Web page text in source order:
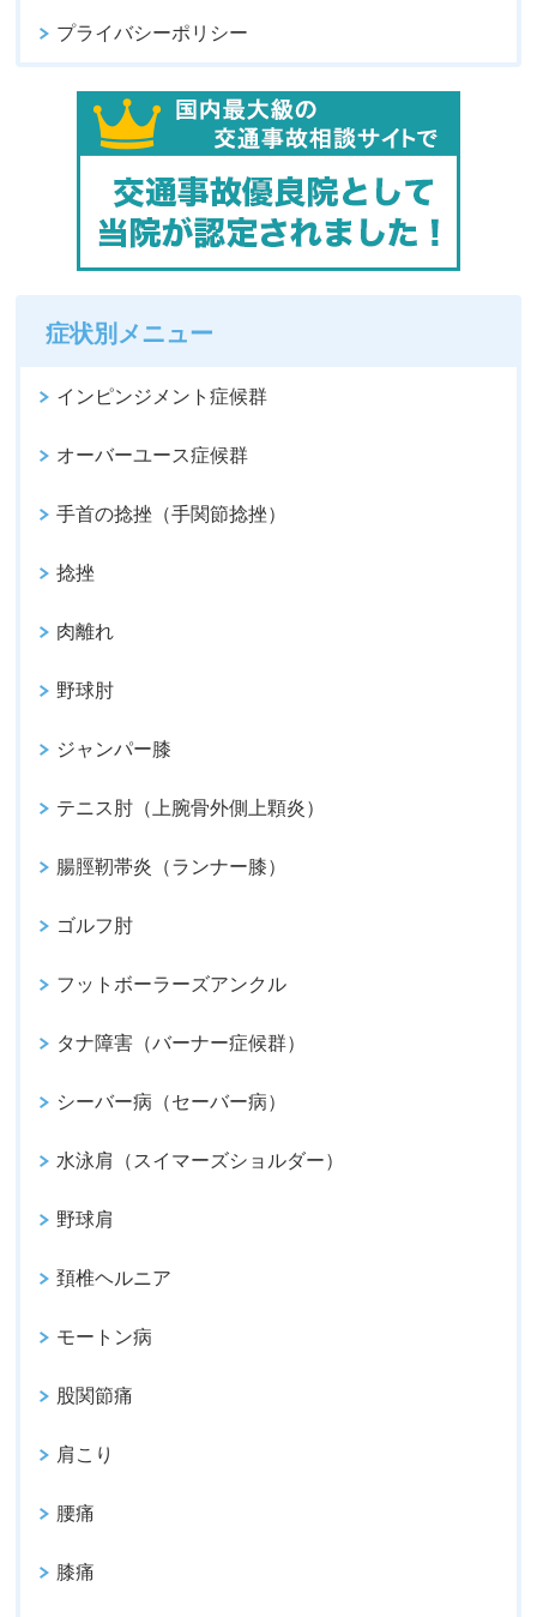
プライバシーポリシー
症状別メニュー
インピンジメント症候群
オーバーユース症候群
手首の捻挫（手関節捻挫）
捻挫
肉離れ
野球肘
ジャンパー膝
テニス肘（上腕骨外側上顆炎）
腸脛靭帯炎（ランナー膝）
ゴルフ肘
フットボーラーズアンクル
タナ障害（バーナー症候群）
シーバー病（セーバー病）
水泳肩（スイマーズショルダー）
野球肩
頚椎ヘルニア
モートン病
股関節痛
肩こり
腰痛
膝痛